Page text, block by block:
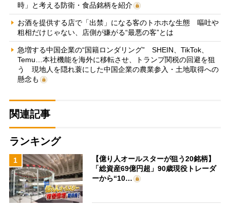
時」と考える防衛・食品銘柄を紹介
お酒を提供する店で「出禁」になる客のトホホな生態 嘔吐や
粗相だけじゃない、店側が嫌がる“最悪の客”とは
急増する中国企業の“国籍ロンダリング” SHEIN、TikTok、
Temu…本社機能を海外に移転させ、トランプ関税の回避を狙
う 現地人を隠れ蓑にした中国企業の農業参入・土地取得への
懸念も
関連記事
ランキング
1
【億り人オールスターが狙う20銘柄】
「総資産69億円超」90歳現役トレーダ
ーから“10…